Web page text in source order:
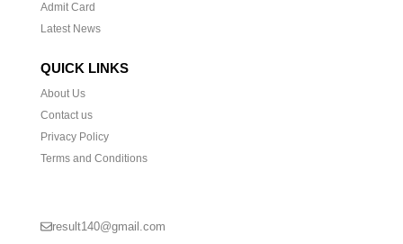
Admit Card
Latest News
QUICK LINKS
About Us
Contact us
Privacy Policy
Terms and Conditions
result140@gmail.com